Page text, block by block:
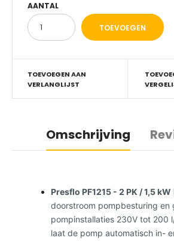
AANTAL
TOEVOEGEN AAN
VERLANGLIJST
Omschrijving
Presflo PF1215 - 2 PK / 1,5 kW
doorstroom pompbesturing en
pompinstallaties 230V tot 200
laat de pomp automatisch in-